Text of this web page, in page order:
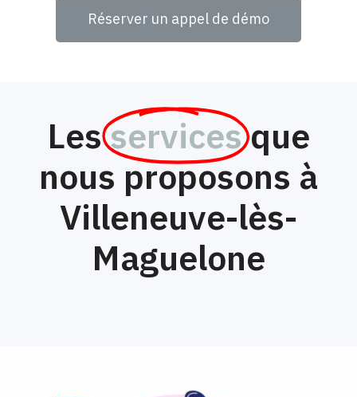
Réserver un appel de démo
Lesservices que
nous proposons à
Villeneuve-lès-
Maguelone